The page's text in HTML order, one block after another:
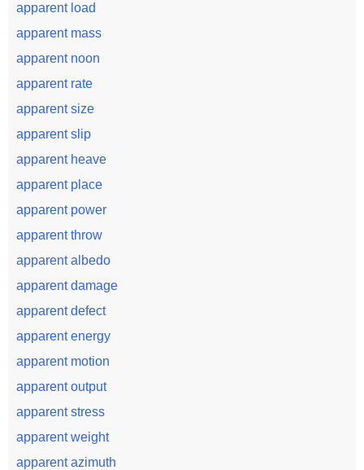
apparent load
apparent mass
apparent noon
apparent rate
apparent size
apparent slip
apparent heave
apparent place
apparent power
apparent throw
apparent albedo
apparent damage
apparent defect
apparent energy
apparent motion
apparent output
apparent stress
apparent weight
apparent azimuth